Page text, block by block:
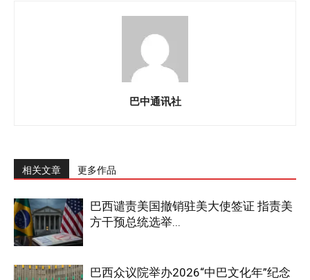
巴中通讯社
相关文章 更多作品
巴西谴责美国撤销驻美大使签证 指责美
方干预总统选举...
巴西众议院举办2026“中巴文化年”纪念